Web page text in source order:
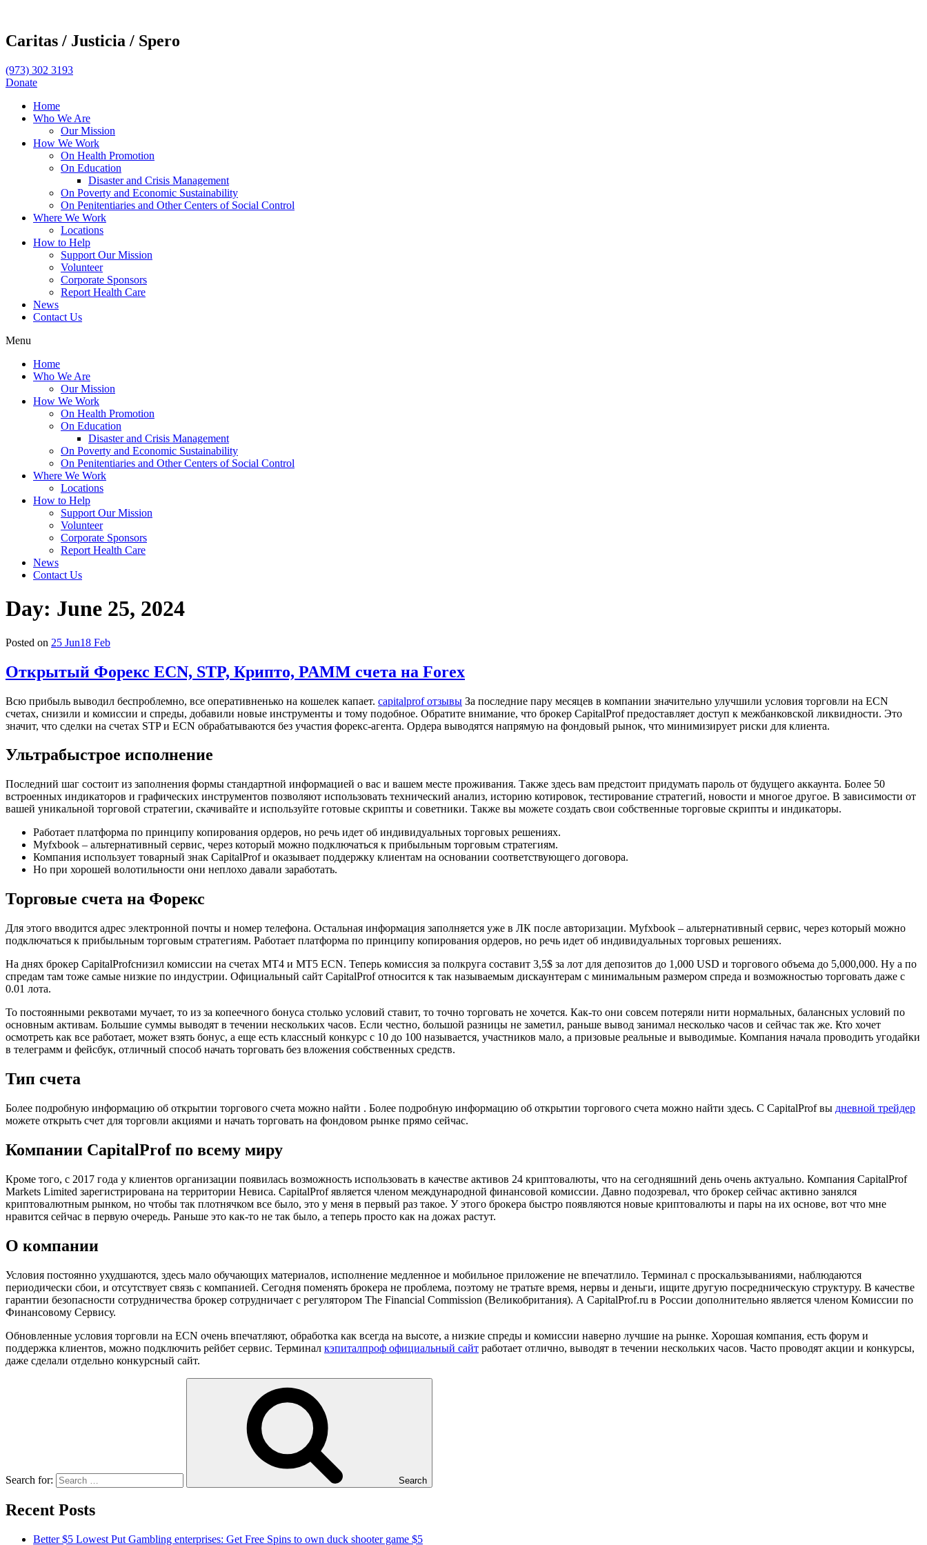
Caritas / Justicia / Spero
(973) 302 3193
Donate
Home
Who We Are
Our Mission
How We Work
On Health Promotion
On Education
Disaster and Crisis Management
On Poverty and Economic Sustainability
On Penitentiaries and Other Centers of Social Control
Where We Work
Locations
How to Help
Support Our Mission
Volunteer
Corporate Sponsors
Report Health Care
News
Contact Us
Menu
Home
Who We Are
Our Mission
How We Work
On Health Promotion
On Education
Disaster and Crisis Management
On Poverty and Economic Sustainability
On Penitentiaries and Other Centers of Social Control
Where We Work
Locations
How to Help
Support Our Mission
Volunteer
Corporate Sponsors
Report Health Care
News
Contact Us
Day: June 25, 2024
Posted on 25 Jun18 Feb
Открытый Форекс ECN, STP, Крипто, PAMM счета на Forex
Всю прибыль выводил беспроблемно, все оперативненько на кошелек капает. capitalprof отзывы За последние пару месяцев в компании значительно улучшили условия торговли на ECN
счетах, снизили и комиссии и спреды, добавили новые инструменты и тому подобное. Обратите внимание, что брокер CapitalProf предоставляет доступ к межбанковской ликвидности. Это
значит, что сделки на счетах STP и ECN обрабатываются без участия форекс-агента. Ордера выводятся напрямую на фондовый рынок, что минимизирует риски для клиента.
Ультрабыстрое исполнение
Последний шаг состоит из заполнения формы стандартной информацией о вас и вашем месте проживания. Также здесь вам предстоит придумать пароль от будущего аккаунта. Более 50
встроенных индикаторов и графических инструментов позволяют использовать технический анализ, историю котировок, тестирование стратегий, новости и многое другое. В зависимости от
вашей уникальной торговой стратегии, скачивайте и используйте готовые скрипты и советники. Также вы можете создать свои собственные торговые скрипты и индикаторы.
Работает платформа по принципу копирования ордеров, но речь идет об индивидуальных торговых решениях.
Myfxbook – альтернативный сервис, через который можно подключаться к прибыльным торговым стратегиям.
Компания использует товарный знак CapitalProf и оказывает поддержку клиентам на основании соответствующего договора.
Но при хорошей волотильности они неплохо давали заработать.
Торговые счета на Форекс
Для этого вводится адрес электронной почты и номер телефона. Остальная информация заполняется уже в ЛК после авторизации. Myfxbook – альтернативный сервис, через который можно
подключаться к прибыльным торговым стратегиям. Работает платформа по принципу копирования ордеров, но речь идет об индивидуальных торговых решениях.
На днях брокер CapitalProfснизил комиссии на счетах MT4 и MT5 ECN. Теперь комиссия за полкруга составит 3,5$ за лот для депозитов до 1,000 USD и торгового объема до 5,000,000. Ну а по
спредам там тоже самые низкие по индустрии. Официальный сайт CapitalProf относится к так называемым дискаунтерам с минимальным размером спреда и возможностью торговать даже с
0.01 лота.
То постоянными реквотами мучает, то из за копеечного бонуса столько условий ставит, то точно торговать не хочется. Как-то они совсем потеряли нити нормальных, балансных условий по
основным активам. Большие суммы выводят в течении нескольких часов. Если честно, большой разницы не заметил, раньше вывод занимал несколько часов и сейчас так же. Кто хочет
осмотреть как все работает, может взять бонус, а еще есть классный конкурс с 10 до 100 называется, участников мало, а призовые реальные и выводимые. Компания начала проводить угодайки
в телеграмм и фейсбук, отличный способ начать торговать без вложения собственных средств.
Тип счета
Более подробную информацию об открытии торгового счета можно найти . Более подробную информацию об открытии торгового счета можно найти здесь. С CapitalProf вы дневной трейдер
можете открыть счет для торговли акциями и начать торговать на фондовом рынке прямо сейчас.
Компании CapitalProf по всему миру
Кроме того, с 2017 года у клиентов организации появилась возможность использовать в качестве активов 24 криптовалюты, что на сегодняшний день очень актуально. Компания CapitalProf
Markets Limited зарегиcтрирована на территории Невиса. CapitalProf является членом международной финансовой комиссии. Давно подозревал, что брокер сейчас активно занялся
криптовалютным рынком, но чтобы так плотнячком все было, это у меня в первый раз такое. У этого брокера быстро появляются новые криптовалюты и пары на их основе, вот что мне
нравится сейчас в первую очередь. Раньше это как-то не так было, а теперь просто как на дожах растут.
О компании
Условия постоянно ухудшаются, здесь мало обучающих материалов, исполнение медленное и мобильное приложение не впечатлило. Терминал с проскальзываниями, наблюдаются
периодически сбои, и отсутствует связь с компанией. Сегодня поменять брокера не проблема, поэтому не тратьте время, нервы и деньги, ищите другую посредническую структуру. В качестве
гарантии безопасности сотрудничества брокер сотрудничает с регулятором The Financial Commission (Великобритания). А CapitalProf.ru в России дополнительно является членом Комиссии по
Финансовому Сервису.
Обновленные условия торговли на EСN очень впечатляют, обработка как всегда на высоте, а низкие спреды и комиссии наверно лучшие на рынке. Хорошая компания, есть форум и
поддержка клиентов, можно подключить рейбет сервис. Терминал кэпиталпроф официальный сайт работает отлично, выводят в течении нескольких часов. Часто проводят акции и конкурсы,
даже сделали отдельно конкурсный сайт.
Search for: Search
Recent Posts
Better $5 Lowest Put Gambling enterprises: Get Free Spins to own duck shooter game $5